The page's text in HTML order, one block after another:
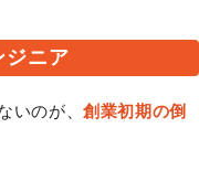
ジニア
いのが、創業初期の倒